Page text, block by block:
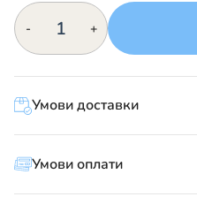
-
РЕСПІРАН
кількість
+
Умови доставки
Умови оплати